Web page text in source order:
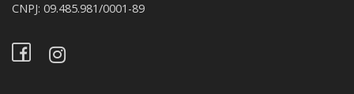
CNPJ: 09.485.981/0001-89